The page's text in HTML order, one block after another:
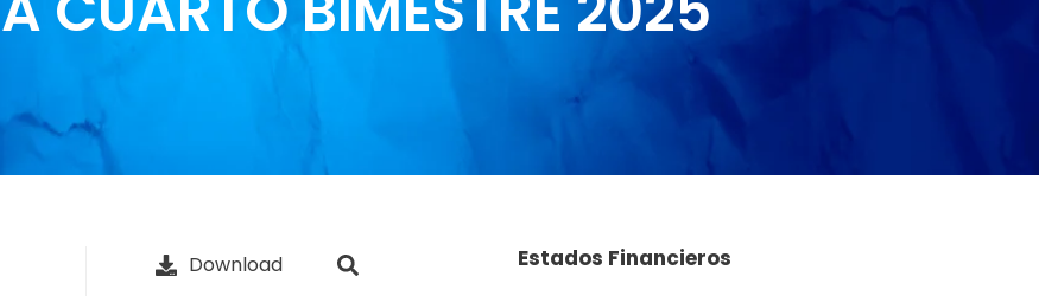
Download Estados Financieros